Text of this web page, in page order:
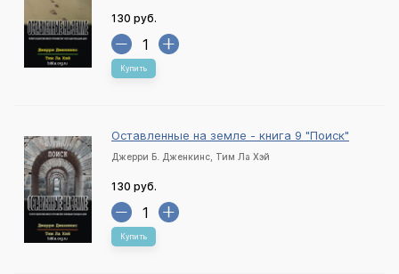
130 руб.
Купить
Оставленные на земле - книга 9 "Поиск"
Джерри Б. Дженкинс, Тим Ла Хэй
130 руб.
Купить